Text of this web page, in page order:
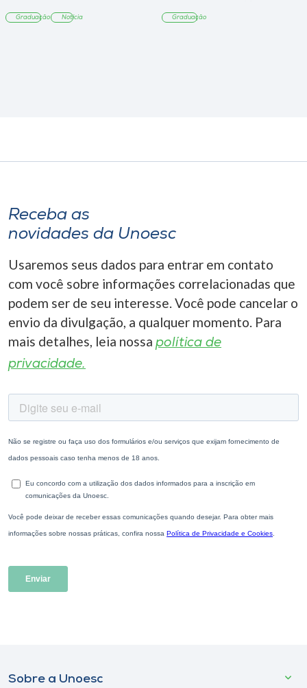
Graduação Notícia Graduação
Receba as
novidades da Unoesc
Usaremos seus dados para entrar em contato
com você sobre informações correlacionadas que
podem ser de seu interesse. Você pode cancelar o
envio da divulgação, a qualquer momento. Para
mais detalhes, leia nossa política de
privacidade.
Sobre a Unoesc